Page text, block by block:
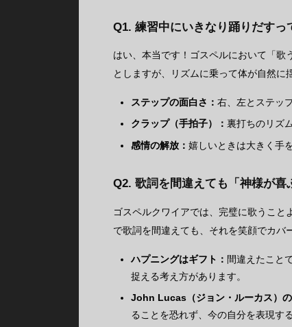
Q1. 練習中にいきなり踊りだすっ
はい、本当です！ゴスペルにおいて「歌
としますが、リズムに乗って体が自然に
ステップの面白さ： 右、左とステッ
クラップ（手拍子）： 裏打ちのリズ
感情の解放： 嬉しいときは大きく手
Q2. 歌詞を間違えても「神様が喜
ゴスペルクワイアでは、完璧に歌うこ
で歌詞を間違えても、それを笑顔でカバ
ハプニングはギフト： 間違えたこと
捉える考え方があります。
John Lucas（ジョン・ルーカス）の
ることを恐れず、今の自分を表現す